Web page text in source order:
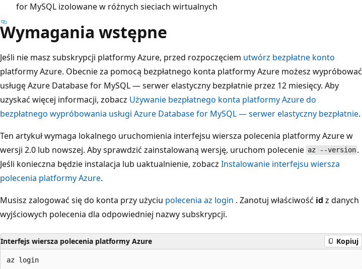
for MySQL izolowane w różnych sieciach wirtualnych
Wymagania wstępne
Jeśli nie masz subskrypcji platformy Azure, przed rozpoczęciem utwórz bezpłatne konto
platformy Azure. Obecnie za pomocą bezpłatnego konta platformy Azure możesz wypróbować
usługę Azure Database for MySQL — serwer elastyczny bezpłatnie przez 12 miesięcy. Aby
uzyskać więcej informacji, zobacz Używanie bezpłatnego konta platformy Azure do
bezpłatnego wypróbowania usługi Azure Database for MySQL — serwer elastyczny bezpłatnie.
Ten artykuł wymaga lokalnego uruchomienia interfejsu wiersza polecenia platformy Azure w
wersji 2.0 lub nowszej. Aby sprawdzić zainstalowaną wersję, uruchom polecenie az --version .
Jeśli konieczna będzie instalacja lub uaktualnienie, zobacz Instalowanie interfejsu wiersza
polecenia platformy Azure.
Musisz zalogować się do konta przy użyciu polecenia az login . Zanotuj właściwość id z danych
wyjściowych polecenia dla odpowiedniej nazwy subskrypcji.
Interfejs wiersza polecenia platformy Azure Kopiuj